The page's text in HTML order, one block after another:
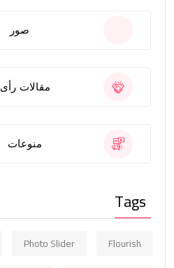
صور
مقالات رأى
منوعات
Tags
Flourish
Photo Slider